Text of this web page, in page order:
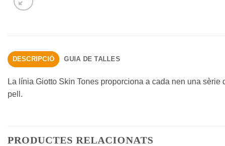
DESCRIPCIÓ GUIA DE TALLES
La línia Giotto Skin Tones proporciona a cada nen una
pell.
PRODUCTES RELACIONATS